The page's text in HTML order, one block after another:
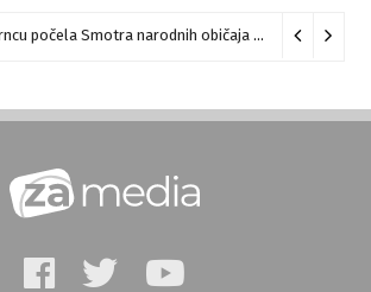
U Vražogrncu počela Smotra narodnih običaja „Vražogrnački točak“